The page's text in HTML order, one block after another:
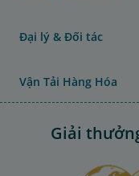
Đại lý & Đối tác
Vận Tải Hàng Hóa
Giải